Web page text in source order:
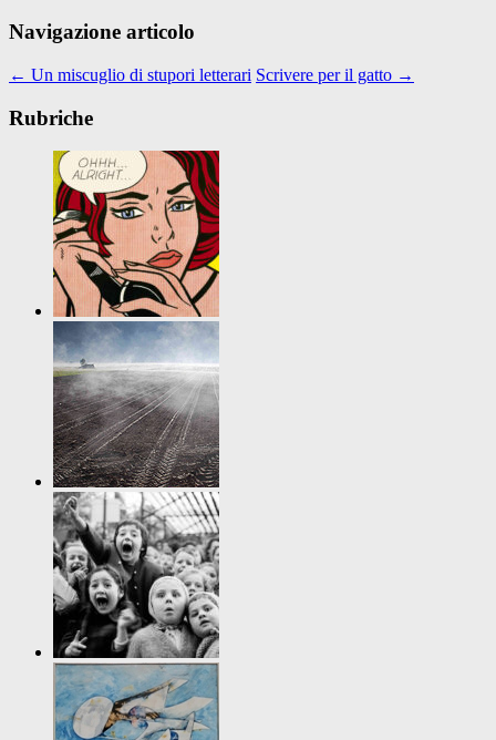
Navigazione articolo
← Un miscuglio di stupori letterari Scrivere per il gatto →
Rubriche